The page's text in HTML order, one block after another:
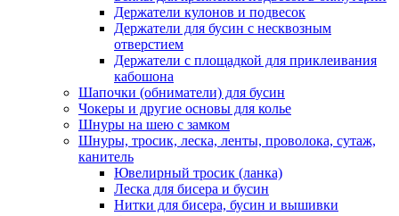
Держатели кулонов и подвесок
Держатели для бусин с несквозным
отверстием
Держатели с площадкой для приклеивания
кабошона
Шапочки (обниматели) для бусин
Чокеры и другие основы для колье
Шнуры на шею с замком
Шнуры, тросик, леска, ленты, проволока, сутаж,
канитель
Ювелирный тросик (ланка)
Леска для бисера и бусин
Нитки для бисера, бусин и вышивки